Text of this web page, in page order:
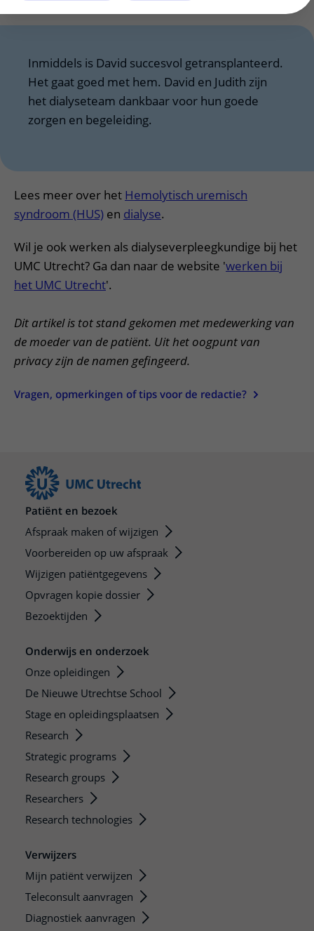
Inmiddels is David succesvol getransplanteerd.
Het gaat goed met hem. David en Judith zijn
het dialyseteam dankbaar voor hun goede
zorgen en begeleiding.
Lees meer over het Hemolytisch uremisch
syndroom (HUS) en dialyse.
Wil je ook werken als dialyseverpleegkundige bij het
UMC Utrecht? Ga dan naar de website 'werken bij
het UMC Utrecht'.
Dit artikel is tot stand gekomen met medewerking van
de moeder van de patiënt. Uit het oogpunt van
privacy zijn de namen gefingeerd.
Vragen, opmerkingen of tips voor de redactie?
Patiënt en bezoek
Afspraak maken of wijzigen
Voorbereiden op uw afspraak
Wijzigen patiëntgegevens
Opvragen kopie dossier
Bezoektijden
Onderwijs en onderzoek
Onze opleidingen
De Nieuwe Utrechtse School
Stage en opleidingsplaatsen
Research
Strategic programs
Research groups
Researchers
Research technologies
Verwijzers
Mijn patiënt verwijzen
Teleconsult aanvragen
Diagnostiek aanvragen